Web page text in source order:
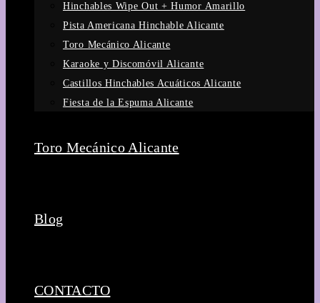
Hinchables Wipe Out + Humor Amarillo
Pista Americana Hinchable Alicante
Toro Mecánico Alicante
Karaoke y Discomóvil Alicante
Castillos Hinchables Acuáticos Alicante
Fiesta de la Espuma Alicante
Toro Mecánico Alicante
Blog
CONTACTO